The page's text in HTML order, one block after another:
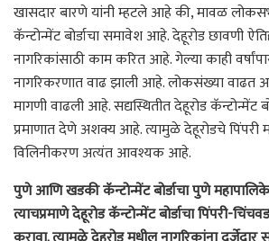
खासदार बारणे यांनी म्हटले आहे की, मावळ
कॅन्टोन्मेंट बोर्डाचा समावेश आहे. देहूरोड छावणी
नागरिकांसाठी काम करित आहे. गेल्या काही
नागरिकरणात वाढ झाली आहे. लोकसंख्या वाढत
मागणी वाढली आहे. सद्यस्थितीत देहूरोड कॅन्टोन्मेंट
प्रमाणात देणे अशक्य आहे. त्यामुळे देहूरोडचे पिंपरी
विलिनीकरण अत्यंत आवश्यक आहे.
पुणे आणि खडकी कॅन्टोन्मेंट बोर्डाचा पुणे
त्याचप्रमाणे देहूरोड कॅन्टोन्मेंट बोर्डाचा पिंपरी-